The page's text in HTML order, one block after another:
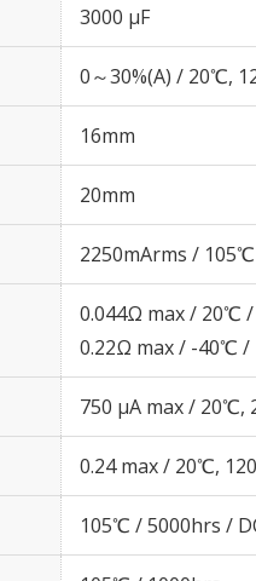
3000 µF
0～30%(A) / 20℃,
16mm
20mm
2250mArms /
0.044Ω max / 20℃ /
0.22Ω max / -40℃ /
750 μA max / 20℃,
0.24 max / 20℃,
105℃ / 5000hrs /